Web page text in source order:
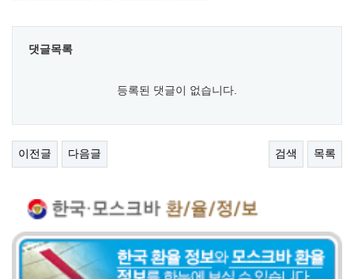
댓글목록
등록된 댓글이 없습니다.
이전글 다음글 검색 목록